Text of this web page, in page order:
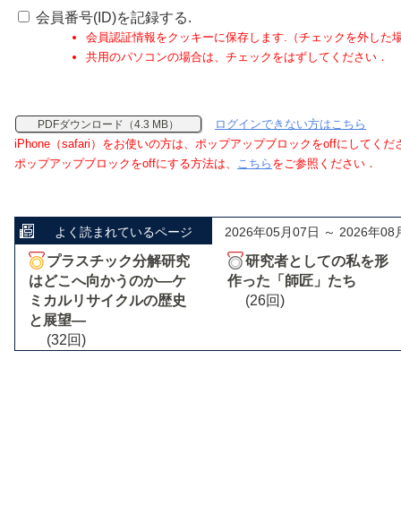
会員番号(ID)を記録する.
会員認証情報をクッキーに保存します.（チェックを外した
共用のパソコンの場合は、チェックをはずしてください．
PDFダウンロード（4.3 MB）
ログインできない方はこちら
iPhone（safari）をお使いの方は、ポップアップブロックをoffにしてくだ
ポップアップブロックをoffにする方法は、 こちら をご参照ください．
よく読まれているページ 2026年05月07日 ～ 2026年08
プラスチック分解研究
はどこへ向かうのか―ケ
ミカルリサイクルの歴史
と展望―
(32回)
研究者としての私を形
作った「師匠」たち
(26回)